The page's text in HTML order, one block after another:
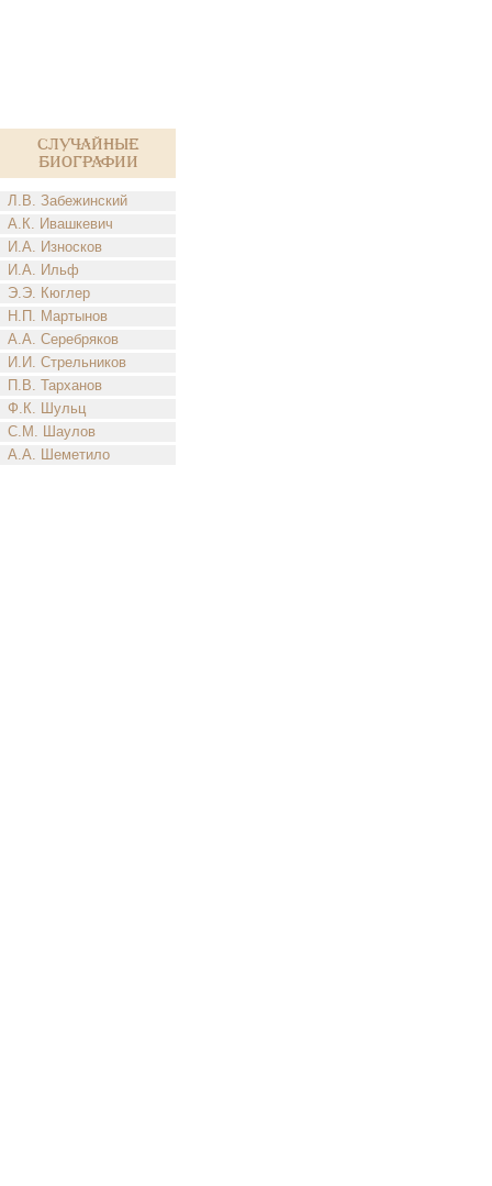
Случайные
биографии
Л.В. Забежинский
А.К. Ивашкевич
И.А. Износков
И.А. Ильф
Э.Э. Кюглер
Н.П. Мартынов
А.А. Серебряков
И.И. Стрельников
П.В. Тарханов
Ф.К. Шульц
С.М. Шаулов
А.А. Шеметило